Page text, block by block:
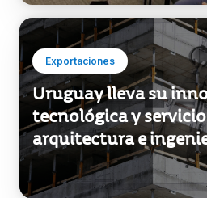
Reviví el encuentro
internacionalización
construcción en